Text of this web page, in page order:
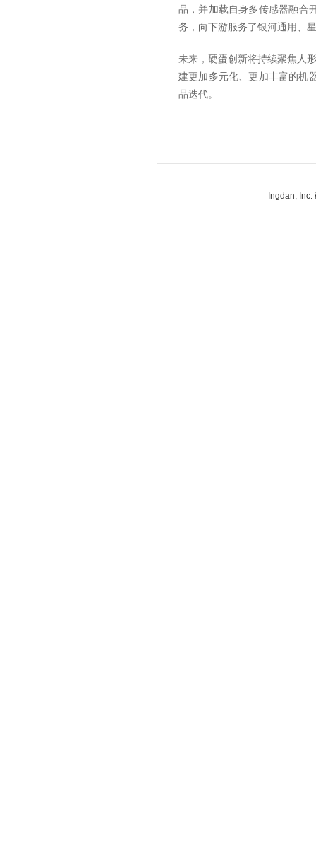
品，并加载自身多传感器融合
务，向下游服务了银河通用、
未来，硬蛋创新将持续聚焦人
建更加多元化、更加丰富的机
品迭代。
Ingdan,